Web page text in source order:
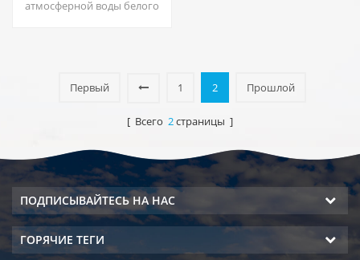
атмосферной воды белого
Выход холодной чистой
Вместимость: 16 л
Первый 1 2 Прошлой
[ Всего 2страницы ]
ПОДПИСЫВАЙТЕСЬ НА НАС
ГОРЯЧИЕ ТЕГИ